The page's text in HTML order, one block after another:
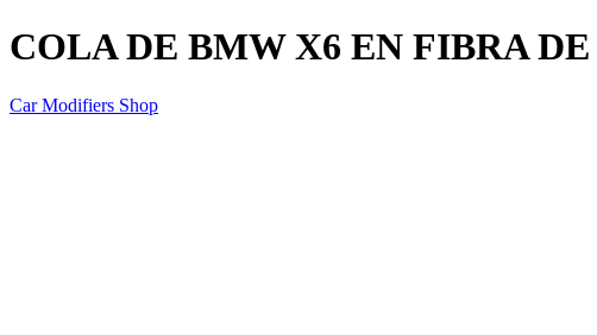
COLA DE BMW X6 EN FIBRA
Car Modifiers Shop